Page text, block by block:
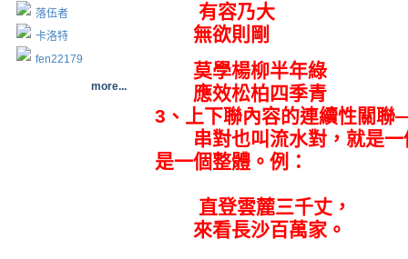
落伍者
卡洛特
fen22179
more...
有容乃大
無欲則剛
莫學楊柳半年綠
應效松柏四季青
3、上下聯內容的連續性關
串對也叫流水對，就是一
是一個整體。例：
直登雲麓三千丈，
來看長沙百萬家。